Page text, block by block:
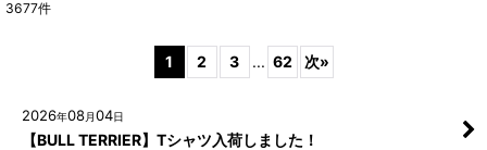
3677件
1 2 3 ... 62 次»
2026年08月04日
【BULL TERRIER】Tシャツ入荷しました！